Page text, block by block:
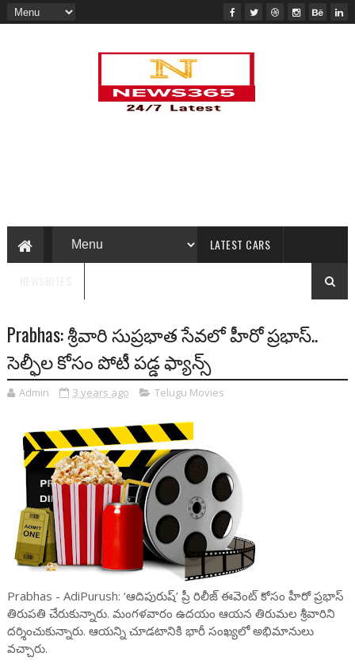
LATEST CARS
Prabhas: శ్రీవారి‌ సుప్రభాత సేవలో హీరో ప్రభాస్..
సెల్ఫీల కోసం పోటీ పడ్డ ఫ్యాన్స్
Admin 3 years ago Telugu Movies
Prabhas - AdiPurush: ‘ఆదిపురుష్’ ప్రీ రిలీజ్ ఈవెంట్ కోసం హీరో ప్ర‌భాస్
తిరుప‌తి చేరుకున్నారు. మంగ‌ళ‌వారం ఉద‌యం ఆయ‌న తిరుమ‌ల శ్రీవారిని
ద‌ర్శించుకున్నారు. ఆయ‌న్ని చూడ‌టానికి భారీ సంఖ్య‌లో అభిమానులు
వ‌చ్చారు.